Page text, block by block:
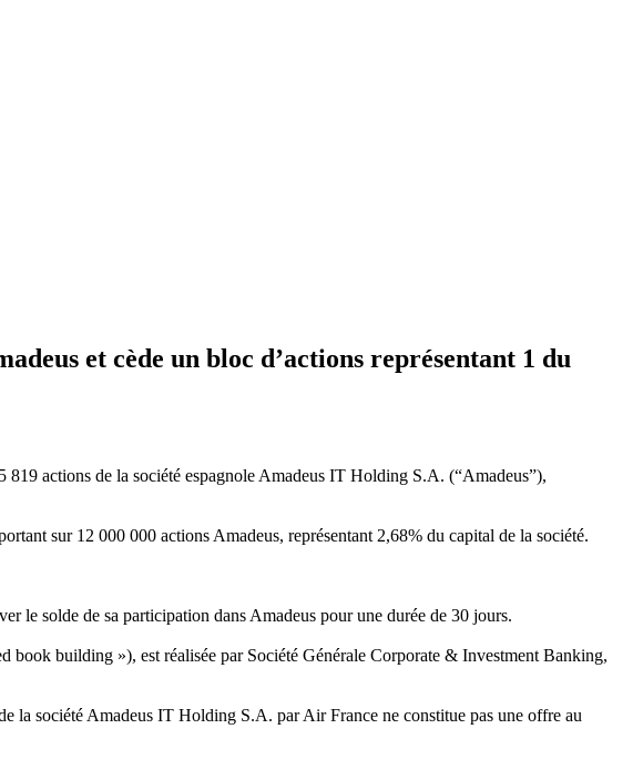
et cède un bloc d’actions représentant 1 du
actions de la société espagnole Amadeus IT Holding S.A. (“Amadeus”),
sur 12 000 000 actions Amadeus, représentant 2,68% du capital de la société.
le solde de sa participation dans Amadeus pour une durée de 30 jours.
book building »), est réalisée par Société Générale Corporate & Investment Banking,
la société Amadeus IT Holding S.A. par Air France ne constitue pas une offre au